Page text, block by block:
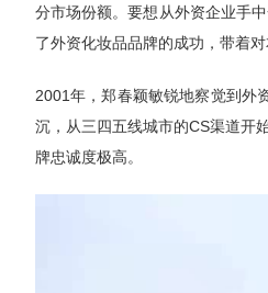
分市场份额。要想从外资企业手
了外资化妆品品牌的成功，带着
2001年，郑春颖敏锐地察觉到外
沉，从三四五线城市的CS渠道开
牌忠诚度极高。